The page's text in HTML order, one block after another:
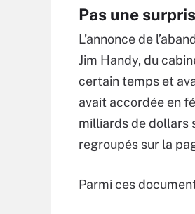
Pas une
L’annonce de
Jim Handy, du
certain temps et
avait accordée en
milliards de dollars
regroupés sur la
Parmi ces